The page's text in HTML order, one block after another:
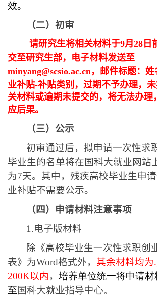
效。
（二）初审
请研究生将相关材料于9月 28日
交至研究生部，电子材料发送至
minyang@scsio.ac.cn，邮件标题：姓
业补贴-补贴类别，过期不予办理，
关材料或逾期未提交的，将无法办理
应后果。
（三）公示
初审通过后，拟申请一次性求
毕业生的名单将在国科大就业网站
为7天。其中，残疾高校毕业生申
业补贴不需要公示。
（四）申请材料注意事项
1.电子版材料
除《高校毕业生一次性求职创
表》为Word格式外， 其余材料均为
200K以内 ， 培养单位统一将申请材
至国科大就业指导中心。